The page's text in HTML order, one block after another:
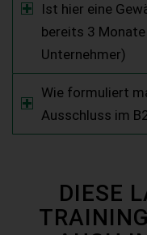
Ist hier eine
bereits 3
Unternehmer)
Wie formuliert
Ausschluss im
DIESE